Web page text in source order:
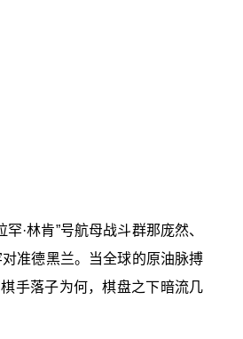
·林肯”号航母战斗群那庞然、
准德黑兰。当全球的原油脉搏
手落子为何，棋盘之下暗流几